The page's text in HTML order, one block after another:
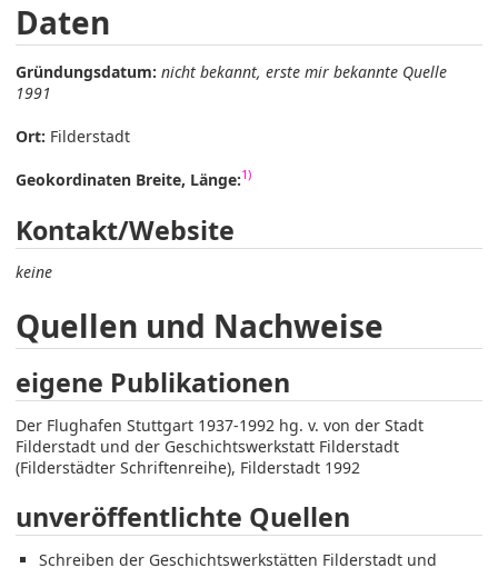
Daten
Gründungsdatum: nicht bekannt, erste mir bekannte Quelle
1991
Ort: Filderstadt
Geokordinaten Breite, Länge:1)
Kontakt/Website
keine
Quellen und Nachweise
eigene Publikationen
Der Flughafen Stuttgart 1937-1992 hg. v. von der Stadt
Filderstadt und der Geschichtswerkstatt Filderstadt
(Filderstädter Schriftenreihe), Filderstadt 1992
unveröffentlichte Quellen
Schreiben der Geschichtswerkstätten Filderstadt und